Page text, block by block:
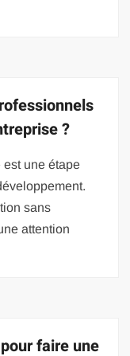
?
est une étape
sans
attention
faire une